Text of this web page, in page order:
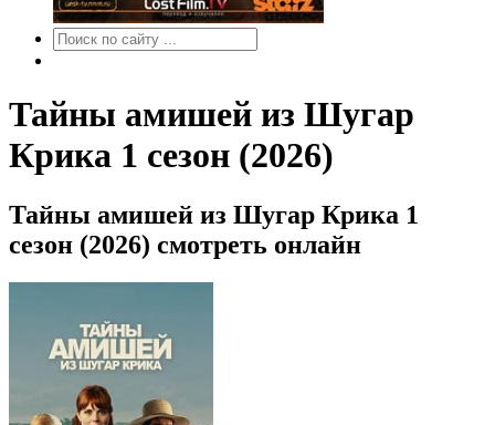
Тайны амишей из Шугар
Крика 1 сезон (2026)
Тайны амишей из Шугар Крика 1
сезон (2026) смотреть онлайн